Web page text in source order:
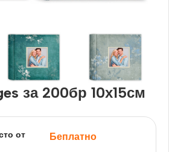
за 200бр 10х15см
от
Беплатно